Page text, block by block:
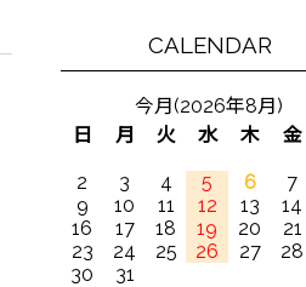
CALENDAR
今月(2026年8月)
日
月 火 水 木 金
2
3 4 5 6 7
9
10 11 12 13 14
16
17 18 19 20 21
23
24 25 26 27 28
30
31